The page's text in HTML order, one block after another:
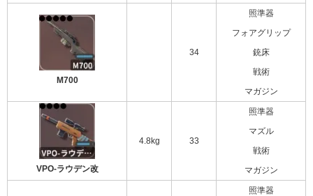
M700
34
照準器
フォアグリップ
銃床
戦術
マガジン
VPO-ラウデン改
4.8kg 33
照準器
マズル
戦術
マガジン
照準器